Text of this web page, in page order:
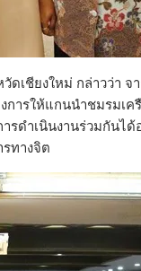
เชียงใหม่ กล่าวว่า จ
รให้แกนนำชมรมเค
รดำเนินงานร่วมกันไ
ทางจิต